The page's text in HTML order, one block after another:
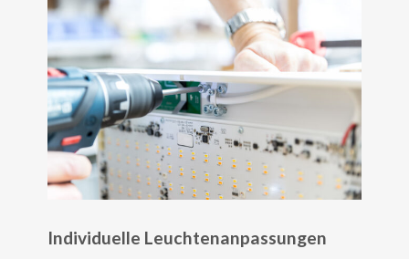
Individuelle Leuchtenanpassungen